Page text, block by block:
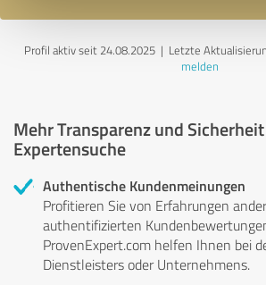
Profil aktiv seit 24.08.2025 | Letzte
melden
Mehr Transparenz und
Expertensuche
Authentische Kundenmeinungen
Profitieren Sie von Erfahrungen
authentifizierten
ProvenExpert.com helfen Ihnen bei
Dienstleisters oder Unternehmens.